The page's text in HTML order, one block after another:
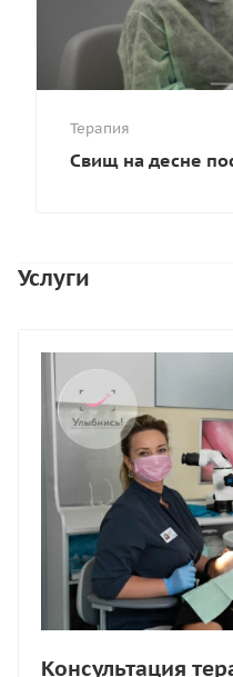
Терапия
Свищ на десне
Услуги
Консультация